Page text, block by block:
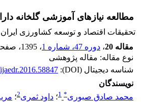
مطالعه نیازهای آموزشی گلخانه
تحقیقات اقتصاد و توسعه کشاورزی ایران
مقاله 20
، دوره 47، شماره 1 ، 1395 ،
نوع مقاله: مقاله پژوهشی
شناسه دیجیتال (DOI):
نویسندگان
محمد صادق صبوری*
1؛ داود ثمری2؛